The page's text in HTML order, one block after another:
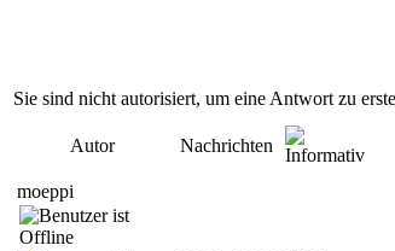
Sie sind nicht autorisiert, um eine Antwort zu
Autor Nachrichten
moeppi